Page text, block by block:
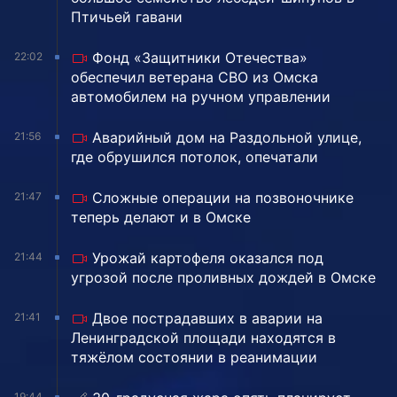
Птичьей гавани
22:02
Фонд «Защитники Отечества»
обеспечил ветерана СВО из Омска
автомобилем на ручном управлении
21:56
Аварийный дом на Раздольной улице,
где обрушился потолок, опечатали
21:47
Сложные операции на позвоночнике
теперь делают и в Омске
21:44
Урожай картофеля оказался под
угрозой после проливных дождей в Омске
21:41
Двое пострадавших в аварии на
Ленинградской площади находятся в
тяжёлом состоянии в реанимации